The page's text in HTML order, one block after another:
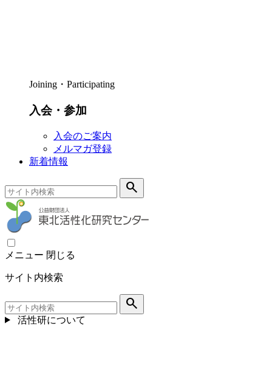
Joining・Participating
入会・参加
入会のご案内
メルマガ登録
新着情報
search
メニュー 閉じる
サイト内検索
search
活性研について